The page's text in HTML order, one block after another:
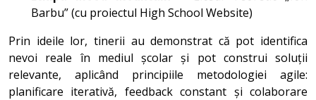
Barbu” (cu proiectul High School Website)
Prin ideile lor, tinerii au demonstrat că pot identifica
nevoi reale în mediul școlar și pot construi soluții
relevante, aplicând principiile metodologiei agile:
planificare iterativă, feedback constant și colaborare